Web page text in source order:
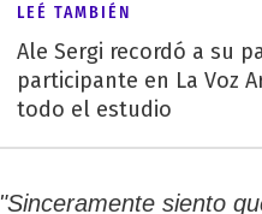
LEÉ TAMBIÉN
Ale Sergi recordó a su
participante en La Voz
todo el estudio
"Sinceramente siento